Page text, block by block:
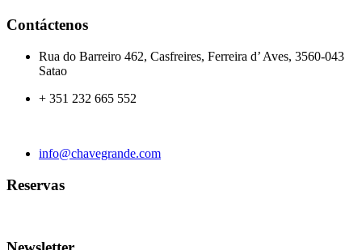
Contáctenos
Rua do Barreiro 462, Casfreires, Ferreira d’ Aves, 3560-043
Satao
+ 351 232 665 552
info@chavegrande.com
Reservas